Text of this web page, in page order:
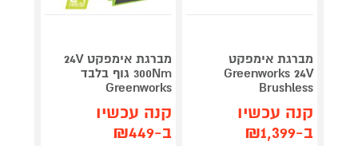
מברגת אימפקט
Greenworks 24V
Brushless
קנה עכשיו
ב-₪1,399
מברגת אימפקט 24V
300Nm גוף בלבד
Greenworks
קנה עכשיו
ב-₪449